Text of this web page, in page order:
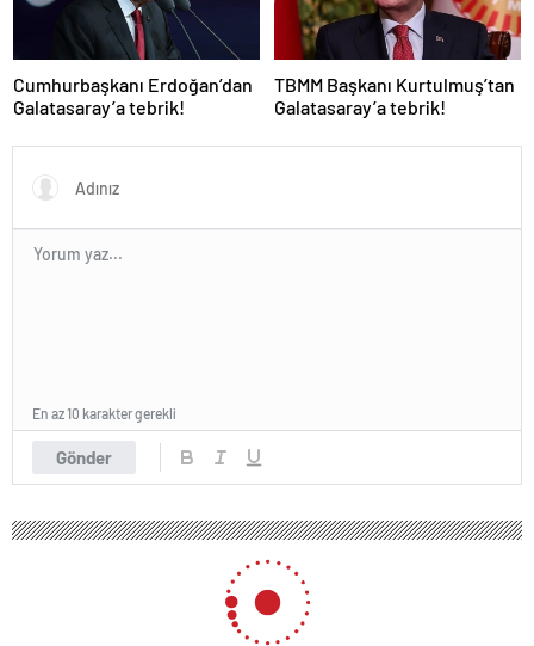
Cumhurbaşkanı Erdoğan’dan
Galatasaray’a tebrik!
TBMM Başkanı Kurtulmuş’tan
Galatasaray’a tebrik!
Gönder
En az 10 karakter gerekli